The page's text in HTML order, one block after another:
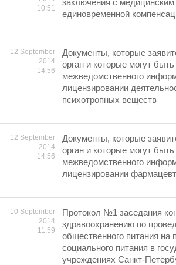
10:51
заключения с медицинским
единовременной
12 September
2014
14:56
Документы, которые
орган и которые могут
межведомственного
лицензировании
психотропных веществ
12 September
2014
14:56
Документы, которые
орган и которые могут
межведомственного
лицензировании
10 September
2014
11:59
Протокол №1 заседания
здравоохранению по
общественного питания на
социального питания в
учреждениях Санкт-